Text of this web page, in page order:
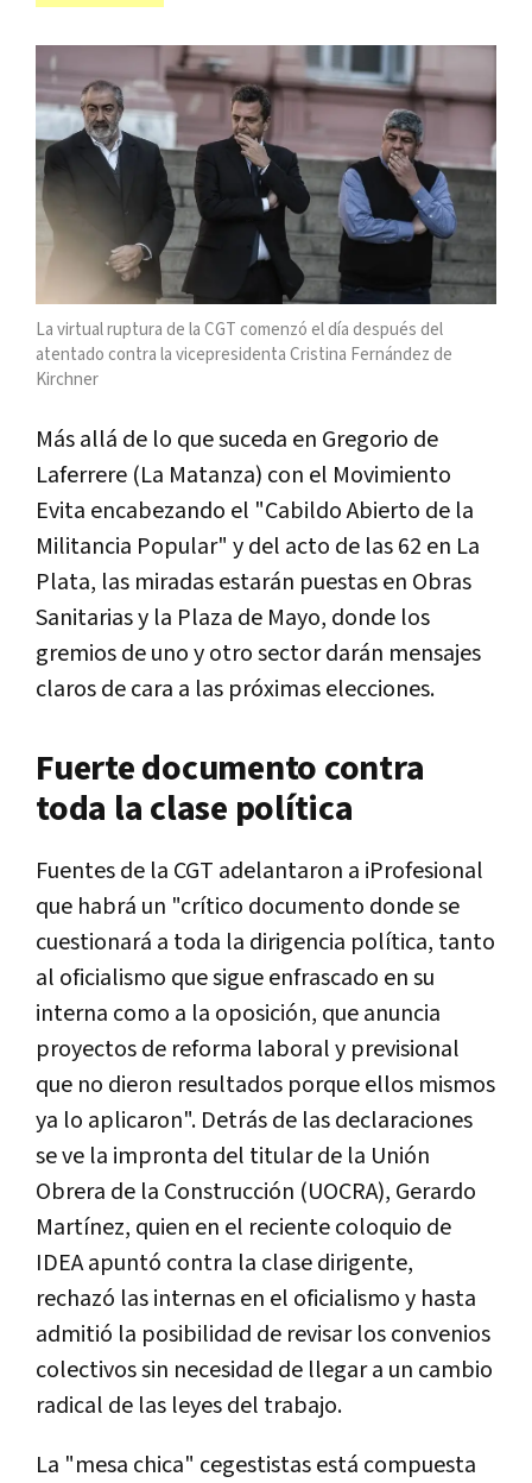
La virtual ruptura de la CGT comenzó el día después del
atentado contra la vicepresidenta Cristina Fernández de
Kirchner
Más allá de lo que suceda en Gregorio de
Laferrere (La Matanza) con el Movimiento
Evita encabezando el "Cabildo Abierto de la
Militancia Popular" y del acto de las 62 en La
Plata, las miradas estarán puestas en Obras
Sanitarias y la Plaza de Mayo, donde los
gremios de uno y otro sector darán mensajes
claros de cara a las próximas elecciones.
Fuerte documento contra
toda la clase política
Fuentes de la CGT adelantaron a iProfesional
que habrá un "crítico documento donde se
cuestionará a toda la dirigencia política, tanto
al oficialismo que sigue enfrascado en su
interna como a la oposición, que anuncia
proyectos de reforma laboral y previsional
que no dieron resultados porque ellos mismos
ya lo aplicaron". Detrás de las declaraciones
se ve la impronta del titular de la Unión
Obrera de la Construcción (UOCRA), Gerardo
Martínez, quien en el reciente coloquio de
IDEA apuntó contra la clase dirigente,
rechazó las internas en el oficialismo y hasta
admitió la posibilidad de revisar los convenios
colectivos sin necesidad de llegar a un cambio
radical de las leyes del trabajo.
La "mesa chica" cegestistas está compuesta